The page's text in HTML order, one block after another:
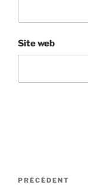
Site web
Navigation
Article
PRÉCÉDENT